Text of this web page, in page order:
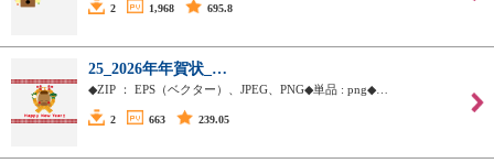
2 1,968 695.8
25_2026年年賀状_…
◆ZIP ： EPS（ベクター）、JPEG、PNG◆単品 : png◆…
2 663 239.05